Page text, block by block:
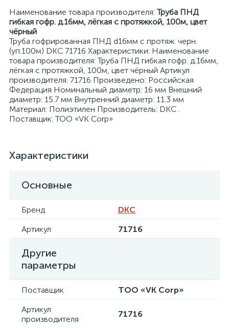
Наименование товара производителя:Труба ПНД
гибкая гофр. д.16мм, лёгкая с протяжкой, 100м, цвет
чёрный
Труба гофрированная ПНД d16мм с протяж. черн.
(уп.100м) DKC 71716 Характеристики: Наименование
товара производителя: Труба ПНД гибкая гофр. д.16мм,
лёгкая с протяжкой, 100м, цвет чёрный Артикул
производителя: 71716 Произведено: Российская
Федерация Номинальный диаметр: 16 мм Внешний
диаметр: 15.7 мм Внутренний диаметр: 11.3 мм
Материал: Полиэтилен Производитель: DKC .
Поставщик: ТОО «VK Corp»
Характеристики
Основные
Бренд
DKC
Артикул
71716
Другие
параметры
Поставщик
ТОО «VK Corp»
Артикул
производителя
71716